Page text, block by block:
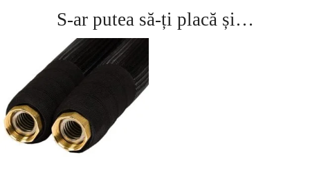
S-ar putea să-ți placă și…